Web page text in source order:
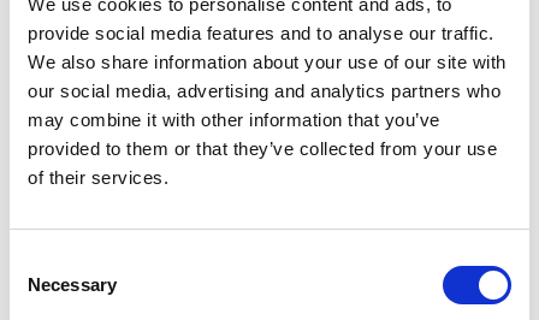
provide social media features and to analyse our traffic.
We also share information about your use of our site with
our social media, advertising and analytics partners who
may combine it with other information that you’ve
provided to them or that they’ve collected from your use
of their services.
Selection
Necessary
Oriental, se encuentra Mas Salagros,el espacio ideal para
sumergirse en la naturalezamás verde y apacible.
Cena romántica con menú
degustación y selección de vinos ecológicos
en el Restaurant